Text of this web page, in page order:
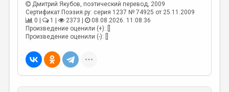
Дмитрий Якубов, поэтический перевод, 2009
Сертификат Поэзия.ру: серия 1237 № 74925 от 25.11.2009
0 |
1 | 2373 |
08.08.2026. 11:08:36
Произведение оценили (+): []
Произведение оценили (-): []